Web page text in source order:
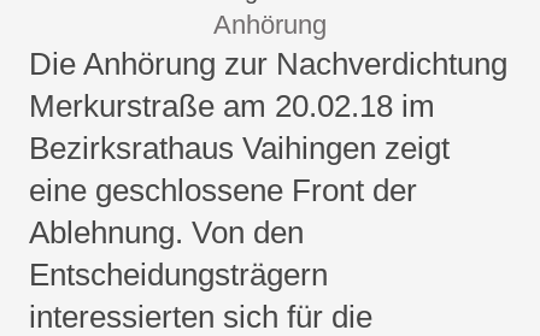
Anhörung
Die Anhörung zur Nachverdichtung
Merkurstraße am 20.02.18 im
Bezirksrathaus Vaihingen zeigt
eine geschlossene Front der
Ablehnung. Von den
Entscheidungsträgern
interessierten sich für die